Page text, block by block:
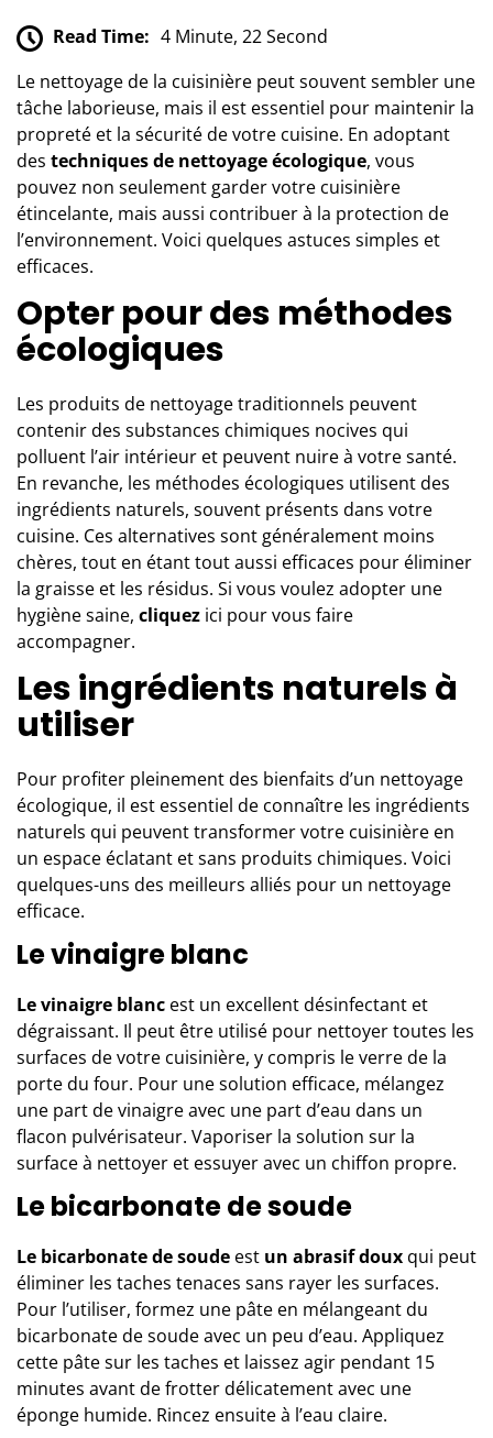
Read Time: 4 Minute, 22 Second
Le nettoyage de la cuisinière peut souvent sembler une
tâche laborieuse, mais il est essentiel pour maintenir la
propreté et la sécurité de votre cuisine. En adoptant
des techniques de nettoyage écologique, vous
pouvez non seulement garder votre cuisinière
étincelante, mais aussi contribuer à la protection de
l’environnement. Voici quelques astuces simples et
efficaces.
Opter pour des méthodes
écologiques
Les produits de nettoyage traditionnels peuvent
contenir des substances chimiques nocives qui
polluent l’air intérieur et peuvent nuire à votre santé.
En revanche, les méthodes écologiques utilisent des
ingrédients naturels, souvent présents dans votre
cuisine. Ces alternatives sont généralement moins
chères, tout en étant tout aussi efficaces pour éliminer
la graisse et les résidus. Si vous voulez adopter une
hygiène saine, cliquez ici pour vous faire
accompagner.
Les ingrédients naturels à
utiliser
Pour profiter pleinement des bienfaits d’un nettoyage
écologique, il est essentiel de connaître les ingrédients
naturels qui peuvent transformer votre cuisinière en
un espace éclatant et sans produits chimiques. Voici
quelques-uns des meilleurs alliés pour un nettoyage
efficace.
Le vinaigre blanc
Le vinaigre blanc est un excellent désinfectant et
dégraissant. Il peut être utilisé pour nettoyer toutes les
surfaces de votre cuisinière, y compris le verre de la
porte du four. Pour une solution efficace, mélangez
une part de vinaigre avec une part d’eau dans un
flacon pulvérisateur. Vaporiser la solution sur la
surface à nettoyer et essuyer avec un chiffon propre.
Le bicarbonate de soude
Le bicarbonate de soude est un abrasif doux qui peut
éliminer les taches tenaces sans rayer les surfaces.
Pour l’utiliser, formez une pâte en mélangeant du
bicarbonate de soude avec un peu d’eau. Appliquez
cette pâte sur les taches et laissez agir pendant 15
minutes avant de frotter délicatement avec une
éponge humide. Rincez ensuite à l’eau claire.